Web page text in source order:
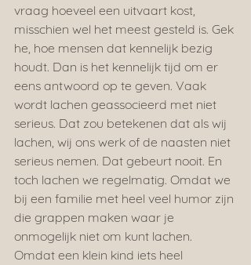
vraag hoeveel een uitvaart kost,
misschien wel het meest gesteld is. Gek
he, hoe mensen dat kennelijk bezig
houdt. Dan is het kennelijk tijd om er
eens antwoord op te geven. Vaak
wordt lachen geassocieerd met niet
serieus. Dat zou betekenen dat als wij
lachen, wij ons werk of de naasten niet
serieus nemen. Dat gebeurt nooit. En
toch lachen we regelmatig. Omdat we
bij een familie met heel veel humor zijn
die grappen maken waar je
onmogelijk niet om kunt lachen.
Omdat een klein kind iets heel